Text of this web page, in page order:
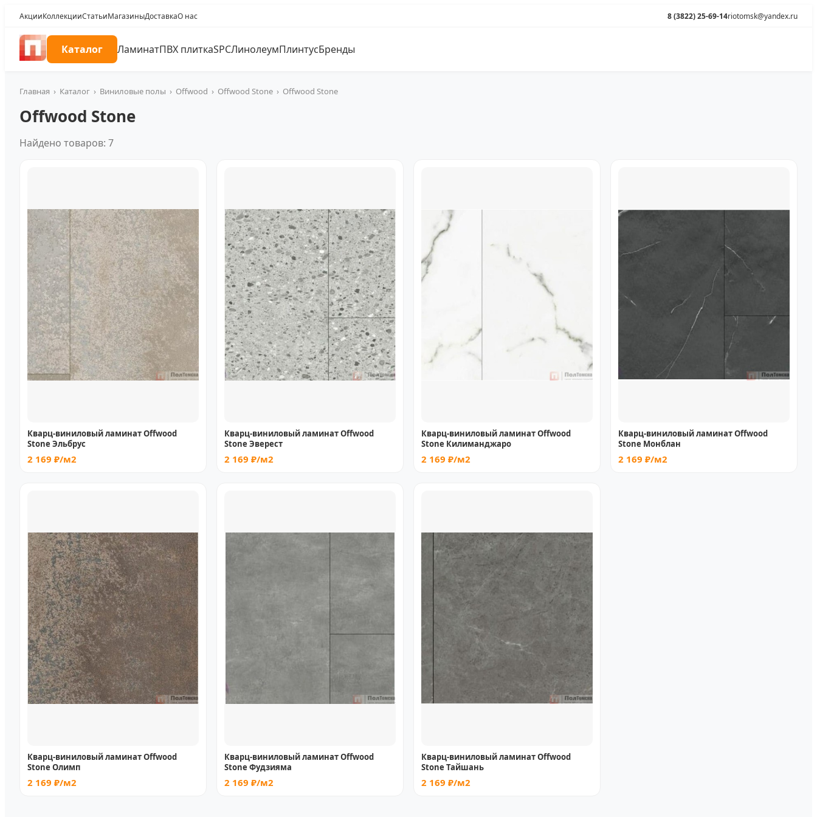
АкцииКоллекцииСтатьиМагазиныДоставкаО нас 8 (3822) 25-69-14riotomsk@yandex.ru
Каталог ЛаминатПВХ плиткаSPCЛинолеумПлинтусБренды
Главная › Каталог › Виниловые полы › Offwood › Offwood Stone › Offwood Stone
Offwood Stone
Найдено товаров: 7
Кварц-виниловый ламинат Offwood
Stone Эльбрус
2 169 ₽/м2
Кварц-виниловый ламинат Offwood
Stone Эверест
2 169 ₽/м2
Кварц-виниловый ламинат Offwood
Stone Килиманджаро
2 169 ₽/м2
Кварц-виниловый ламинат Offwood
Stone Монблан
2 169 ₽/м2
Кварц-виниловый ламинат Offwood
Stone Олимп
2 169 ₽/м2
Кварц-виниловый ламинат Offwood
Stone Фудзияма
2 169 ₽/м2
Кварц-виниловый ламинат Offwood
Stone Тайшань
2 169 ₽/м2